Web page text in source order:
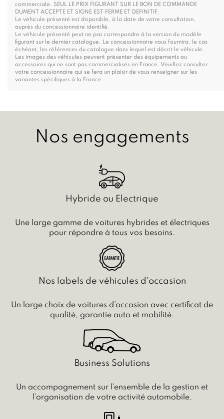
commerciale. SEUL LE PRIX FIGURANT SUR LE BON DE COMMANDE
DUMENT ACCEPTE ET SIGNE EST FERME ET DEFINITIF.
Le véhicule présenté est disponible, à la date de votre consultation,
auprès du concessionnaire identifié.
Le véhicule présenté peut ne pas correspondre à la version du modèle
figurant sur le dernier catalogue. Le concessionnaire vous fournira, le cas
échéant, les références du catalogue dans lequel est décrit le véhicule.
Les images des véhicules peuvent présenter des équipements ou
accessoires qui ne sont pas commercialisés en France. Veuillez consulter
votre concessionnaire qui se fera un plaisir de vous renseigner sur les
variantes spécifiques à la France.
Nos engagements
Hybride ou Electrique
Une large gamme de voitures hybrides et électriques
pour répondre à tous vos besoins.
Nos labels de véhicules d'occasion
Un large choix de voitures d’occasion avec certificat de
qualité, garantie auto et mobilité.
Business Solutions
Un accompagnement sur l’ensemble de la gestion et
l’organisation de votre activité automobile.